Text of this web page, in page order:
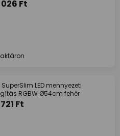
Ft
SuperSlim LED mennyezeti
RGBW Ø54cm fehér
Ft